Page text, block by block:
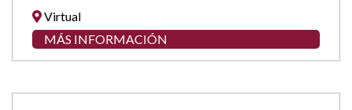
Virtual
MÁS INFORMACIÓN